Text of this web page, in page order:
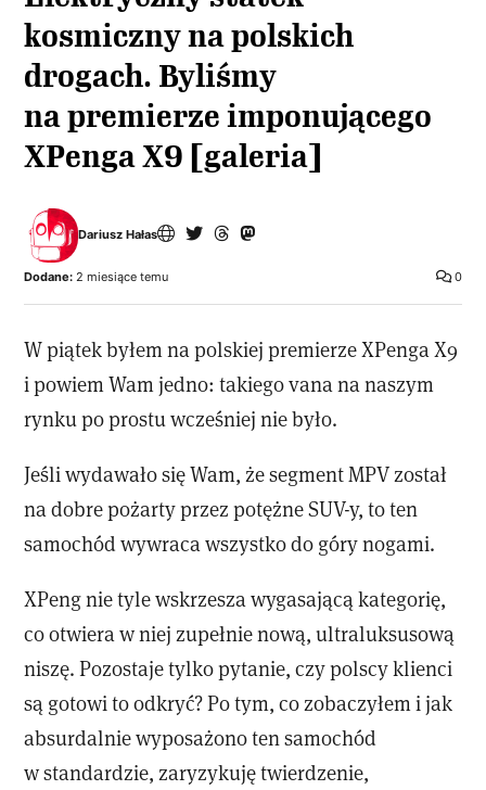
kosmiczny na polskich
drogach. Byliśmy
na premierze imponującego
XPenga X9 [galeria]
Dariusz Hałas
0
Dodane: 2 miesiące temu
W piątek byłem na polskiej premierze XPenga X9
i powiem Wam jedno: takiego vana na naszym
rynku po prostu wcześniej nie było.
Jeśli wydawało się Wam, że segment MPV został
na dobre pożarty przez potężne SUV-y, to ten
samochód wywraca wszystko do góry nogami.
XPeng nie tyle wskrzesza wygasającą kategorię,
co otwiera w niej zupełnie nową, ultraluksusową
niszę. Pozostaje tylko pytanie, czy polscy klienci
są gotowi to odkryć? Po tym, co zobaczyłem i jak
absurdalnie wyposażono ten samochód
w standardzie, zaryzykuję twierdzenie,